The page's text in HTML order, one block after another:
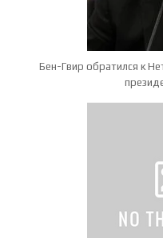
Бен-Гвир обратился к